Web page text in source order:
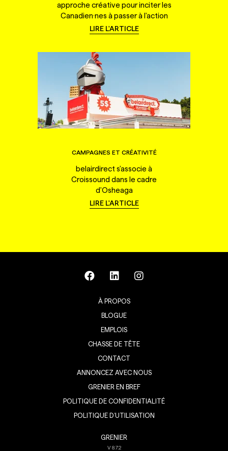
approche créative pour inciter les
Canadien·nes à passer à l'action
LIRE L'ARTICLE
CAMPAGNES ET CRÉATIVITÉ
belairdirect s'associe à
Croissound dans le cadre
d'Osheaga
LIRE L'ARTICLE
À PROPOS
BLOGUE
EMPLOIS
CHASSE DE TÊTE
CONTACT
ANNONCEZ AVEC NOUS
GRENIER EN BREF
POLITIQUE DE CONFIDENTIALITÉ
POLITIQUE D’UTILISATION
GRENIER
V8.7.2